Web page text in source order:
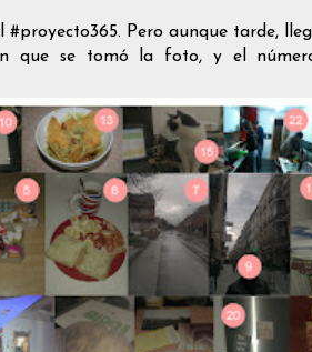
Pero aunque tarde,
que se tomó la foto, y el número